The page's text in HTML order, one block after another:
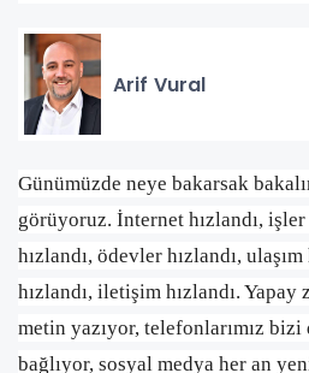
Arif Vural
Günümüzde neye bakarsak
görüyoruz. İnternet hızlandı,
hızlandı, ödevler hızlandı,
hızlandı, iletişim hızlandı.
metin yazıyor, telefonlarımız
bağlıyor, sosyal medya her an